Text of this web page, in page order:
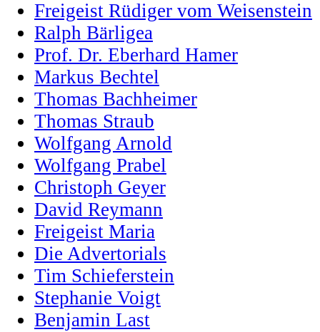
Freigeist Rüdiger vom Weisenstein
Ralph Bärligea
Prof. Dr. Eberhard Hamer
Markus Bechtel
Thomas Bachheimer
Thomas Straub
Wolfgang Arnold
Wolfgang Prabel
Christoph Geyer
David Reymann
Freigeist Maria
Die Advertorials
Tim Schieferstein
Stephanie Voigt
Benjamin Last